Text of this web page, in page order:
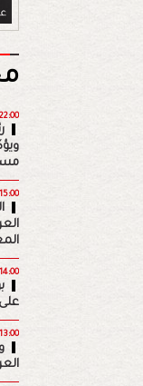
22:00
15:00
14:00
13:00